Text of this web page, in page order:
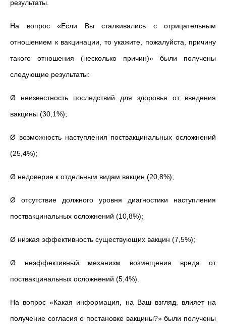
результаты.
На вопрос «Если Вы сталкивались с отрицательным
отношением к вакцинации, то укажите, пожалуйста, причину
такого отношения (несколько причин)» были получены
следующие результаты:
Ø неизвестность последствий для здоровья от введения
вакцины (30,1%);
Ø возможность наступления поствакцинальных осложнений
(25,4%);
Ø недоверие к отдельным видам вакцин (20,8%);
Ø отсутствие должного уровня диагностики наступления
поствакцинальных осложнений (10,8%);
Ø низкая эффективность существующих вакцин (7,5%);
Ø неэффективный механизм возмещения вреда от
поствакцинальных осложнений (5,4%).
На вопрос «Какая информация, на Ваш взгляд, влияет на
получение согласия о постановке вакцины?» были получены